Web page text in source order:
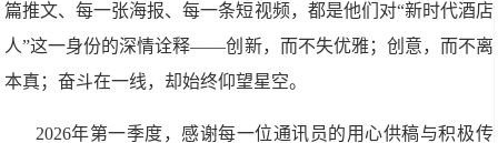
篇推文、每一张海报、每一条短视频，都是他们对“新时代酒店
人”这一身份的深情诠释——创新，而不失优雅；创意，而不离
本真；奋斗在一线，却始终仰望星空。
2026年第一季度，感谢每一位通讯员的用心供稿与积极传